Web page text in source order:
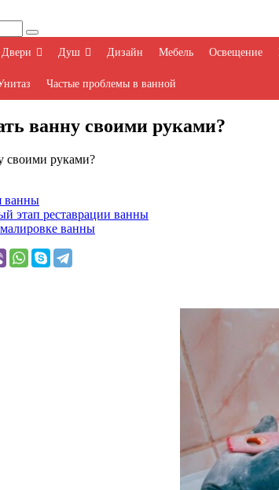
Двери Душ Дизайн Мебель Освещение
Частые проблемы в ванной
ванну своими руками?
своими руками?
ванны
этап реставрации ванны
ванны